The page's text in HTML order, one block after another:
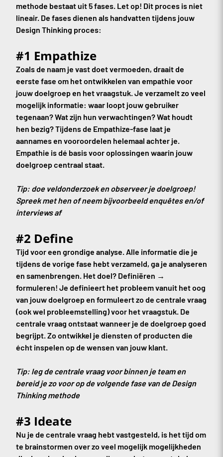
methode bestaat uit 5 fases. Let op! Dit proces is niet
lineair. De fases dienen als handvatten tijdens jouw
Design Thinking proces:
#1 Empathize
Zoals de naam je vast doet vermoeden, draait de
eerste fase om het ontwikkelen van empathie voor
jouw doelgroep en het vraagstuk. Je verzamelt zo veel
mogelijk informatie: waar loopt jouw gebruiker
tegenaan? Wat zijn hun verwachtingen? Wat houdt
hen bezig? Tijdens de Empathize-fase laat je
aannames en vooroordelen helemaal achter je.
Empathie is dé basis voor oplossingen waarin jouw
doelgroep centraal staat.
Tip: doe veldonderzoek en observeer je doelgroep!
Spreek met hen of neem bijvoorbeeld enquêtes en/of
interviews af
#2 Define
Tijd voor een grondige analyse. Alle informatie die je
tijdens de vorige fase hebt verzameld, ga je analyseren
en samenbrengen. Het doel? Definiëren →
formuleren! Je definieert het probleem vanuit het oog
van jouw doelgroep en formuleert zo de centrale vraag
(ook wel probleemstelling) voor het vraagstuk. De
centrale vraag ontstaat wanneer je de doelgroep goed
begrijpt. Zo ontwikkel je diensten of producten die
écht inspelen op de wensen van jouw klant.
Tip: leg de centrale vraag voor binnen je team en
bereid je zo voor op de volgende fase van de Design
Thinking methode
#3 Ideate
Nu je de centrale vraag hebt vastgesteld, is het tijd om
te brainstormen over zo veel mogelijk mogelijkheden